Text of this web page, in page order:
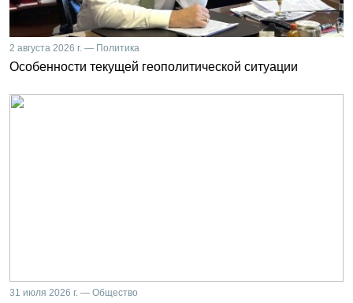
2 августа 2026 г. — Политика
Особенности текущей геополитической ситуации
31 июля 2026 г. — Общество